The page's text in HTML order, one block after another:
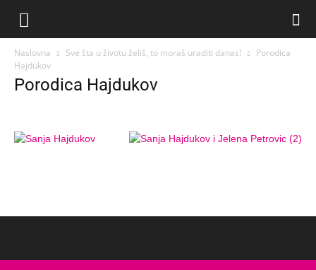
Naslovna Sve šta u životu želiš, to moraš uraditi danas!
Porodica
Hajdukov
Porodica Hajdukov